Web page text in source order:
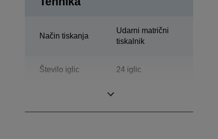
Način tiskanja
Udarni matrični
tiskalnik
Število iglic 24 iglic